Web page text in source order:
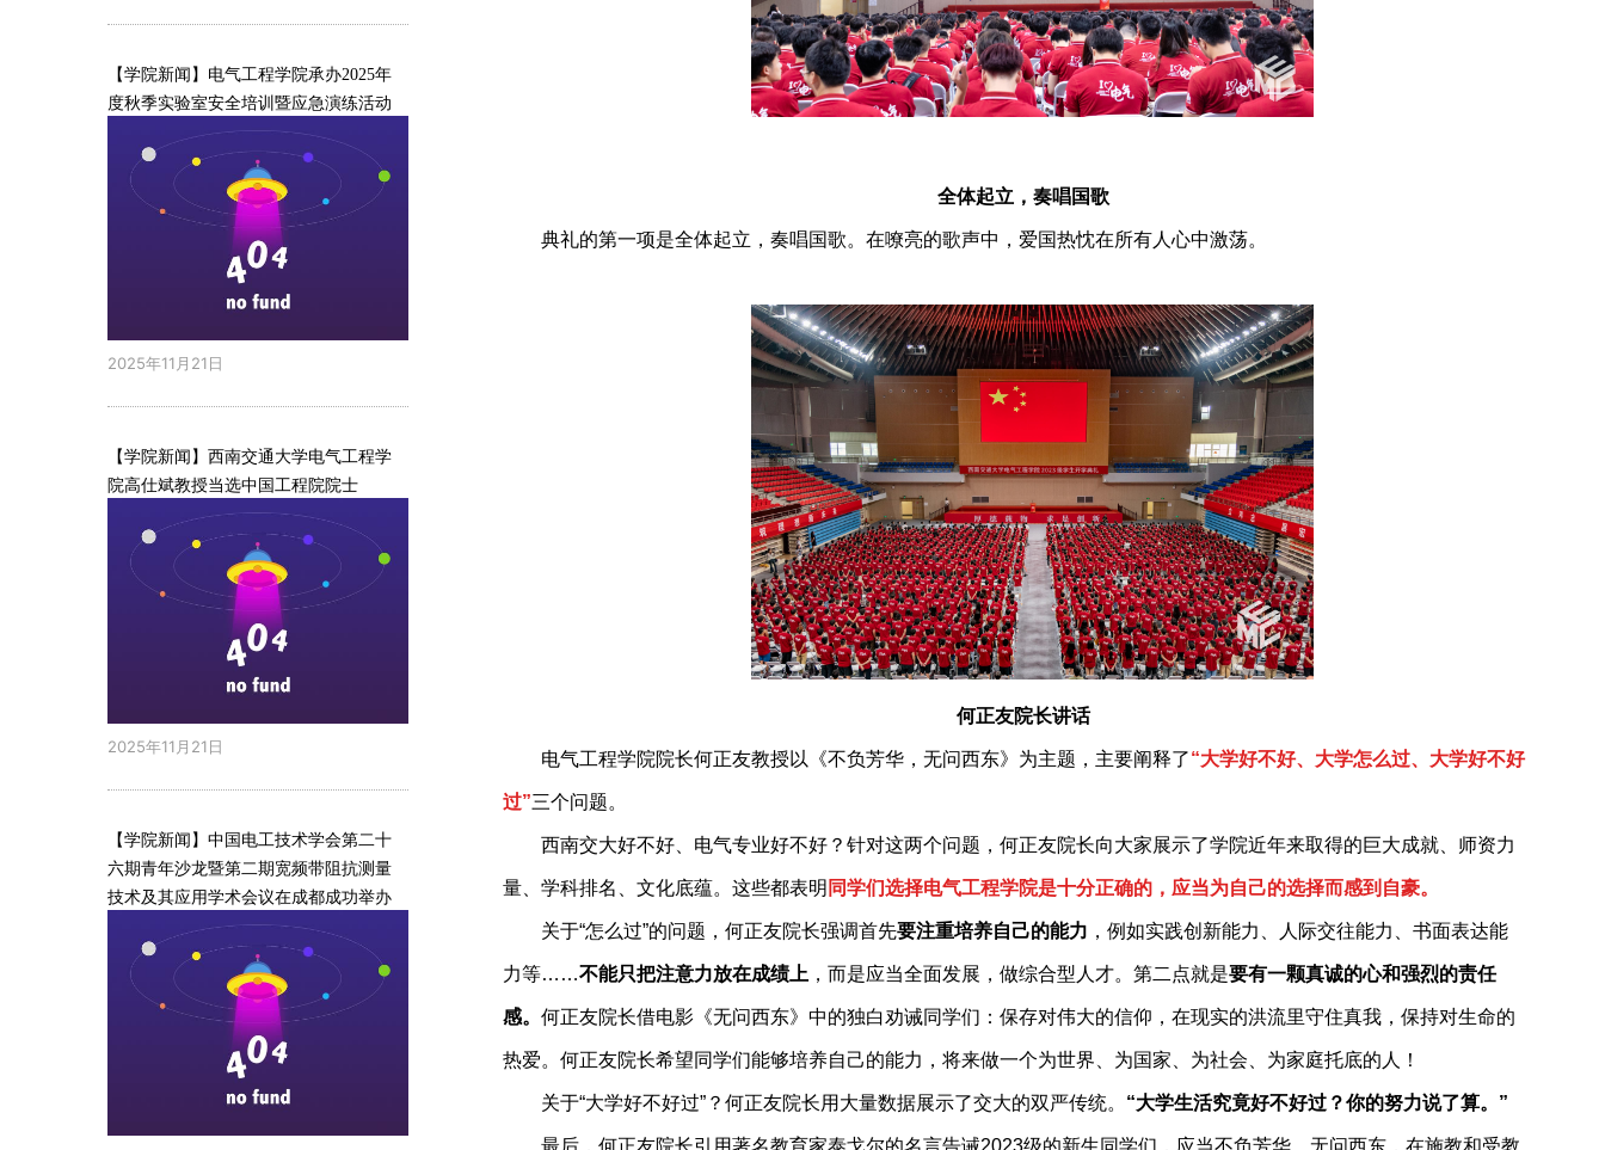
全体起立，奏唱国歌
典礼的第一项是全体起立，奏唱国歌。在嘹亮的歌声中，爱国热忱在所有人心中激荡。
何正友院长讲话
电气工程学院院长何正友教授以《不负芳华，无问西东》为主题，主要阐释了“大学好不好、大学怎么过、大学好不好
过”三个问题。
西南交大好不好、电气专业好不好？针对这两个问题，何正友院长向大家展示了学院近年来取得的巨大成就、师资力
量、学科排名、文化底蕴。这些都表明 同学们选择电气工程学院是十分正确的，应当为自己的选择而感到自豪。
关于“怎么过”的问题，何正友院长强调首先要注重培养自己的能力 ，例如实践创新能力、人际交往能力、书面表达能
力等……不能只把注意力放在成绩上 ，而是应当全面发展，做综合型人才。第二点就是要有一颗真诚的心和强烈的责任
感。 何正友院长借电影《无问西东》中的独白劝诫同学们：保存对伟大的信仰，在现实的洪流里守住真我，保持对生命的
热爱。何正友院长希望同学们能够培养自己的能力，将来做一个为世界、为国家、为社会、为家庭托底的人！
关于“大学好不好过”？何正友院长用大量数据展示了交大的双严传统。 “大学生活究竟好不好过？你的努力说了算。 ”
【学院新闻】电气工程学院承办2025年
度秋季实验室安全培训暨应急演练活动
2025年11月21日
【学院新闻】西南交通大学电气工程学
院高仕斌教授当选中国工程院院士
2025年11月21日
【学院新闻】中国电工技术学会第二十
六期青年沙龙暨第二期宽频带阻抗测量
技术及其应用学术会议在成都成功举办